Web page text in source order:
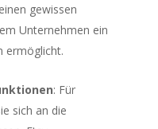
gewissen
Unternehmen ein
ermöglicht.
: Für
sich an die